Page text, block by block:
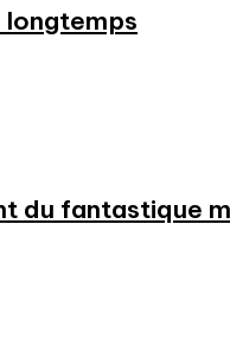
longtemps
du fantastique